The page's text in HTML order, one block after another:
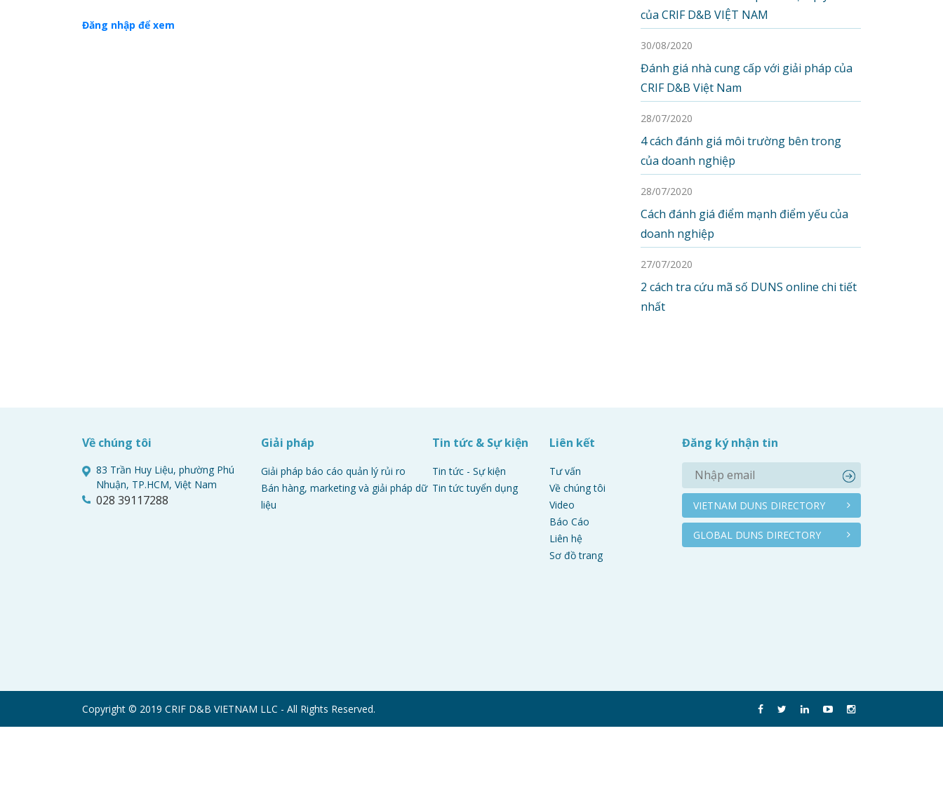
Đăng nhập để xem
của CRIF D&B VIỆT NAM
30/08/2020
Đánh giá nhà cung cấp với giải pháp của
CRIF D&B Việt Nam
28/07/2020
4 cách đánh giá môi trường bên trong
của doanh nghiệp
28/07/2020
Cách đánh giá điểm mạnh điểm yếu của
doanh nghiệp
27/07/2020
2 cách tra cứu mã số DUNS online chi tiết
nhất
Về chúng tôi
83 Trần Huy Liệu, phường Phú
Nhuận, TP.HCM, Việt Nam
028 39117288
Giải pháp
Giải pháp báo cáo quản lý rủi ro
Bán hàng, marketing và giải pháp dữ
liệu
Tin tức & Sự kiện
Tin tức - Sự kiện
Tin tức tuyển dụng
Liên kết
Tư vấn
Về chúng tôi
Video
Báo Cáo
Liên hệ
Sơ đồ trang
Đăng ký nhận tin
VIETNAM DUNS DIRECTORY
GLOBAL DUNS DIRECTORY
Copyright © 2019 CRIF D&B VIETNAM LLC - All Rights Reserved.